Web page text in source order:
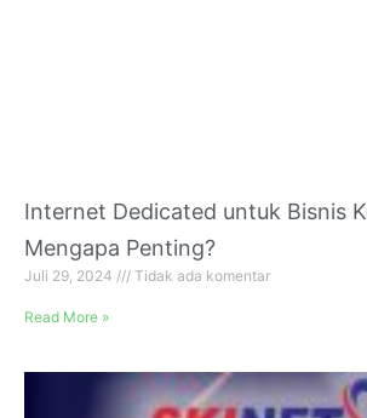
Internet Dedicated untuk Bisnis
Mengapa Penting?
Juli 29, 2024 Tidak ada komentar
Read More »